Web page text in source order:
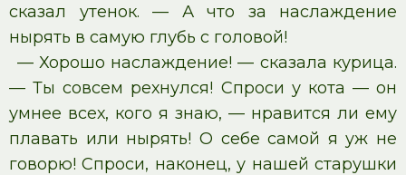
сказал утенок. — А что за наслаждение
нырять в самую глубь с головой!
— Хорошо наслаждение! — сказала курица.
— Ты совсем рехнулся! Спроси у кота — он
умнее всех, кого я знаю, — нравится ли ему
плавать или нырять! О себе самой я уж не
говорю! Спроси, наконец, у нашей старушки